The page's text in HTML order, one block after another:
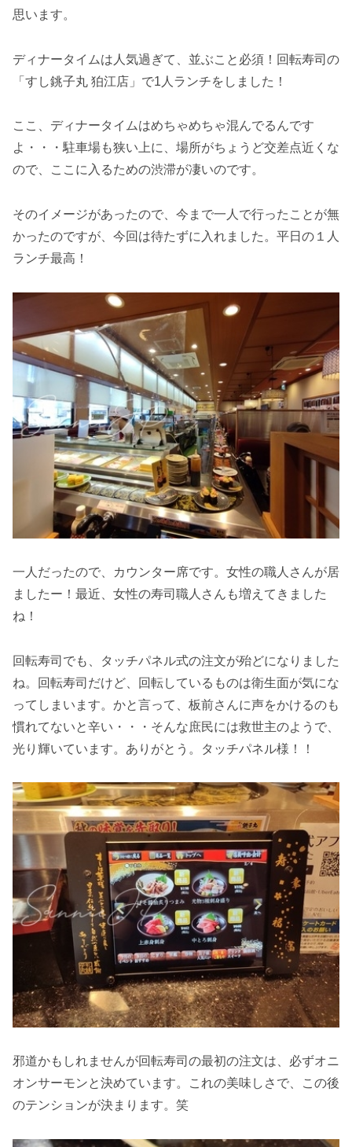
思います。
ディナータイムは人気過ぎて、並ぶこと必須！回転寿司の
「すし銚子丸 狛江店」で1人ランチをしました！
ここ、ディナータイムはめちゃめちゃ混んでるんです
よ・・・駐車場も狭い上に、場所がちょうど交差点近くな
ので、ここに入るための渋滞が凄いのです。
そのイメージがあったので、今まで一人で行ったことが無
かったのですが、今回は待たずに入れました。平日の１人
ランチ最高！
一人だったので、カウンター席です。女性の職人さんが居
ましたー！最近、女性の寿司職人さんも増えてきました
ね！
回転寿司でも、タッチパネル式の注文が殆どになりました
ね。回転寿司だけど、回転しているものは衛生面が気にな
ってしまいます。かと言って、板前さんに声をかけるのも
慣れてないと辛い・・・そんな庶民には救世主のようで、
光り輝いています。ありがとう。タッチパネル様！！
邪道かもしれませんが回転寿司の最初の注文は、必ずオニ
オンサーモンと決めています。これの美味しさで、この後
のテンションが決まります。笑